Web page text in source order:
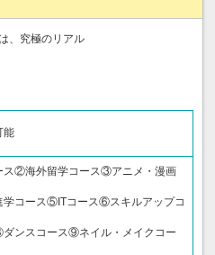
、究極のリアル
能
②海外留学コース③アニメ・漫画
コース⑤ITコース⑥スキルアップコ
ンスコース⑨ネイル・メイクコー